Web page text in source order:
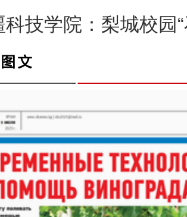
意
科技学院：梨城校园
心